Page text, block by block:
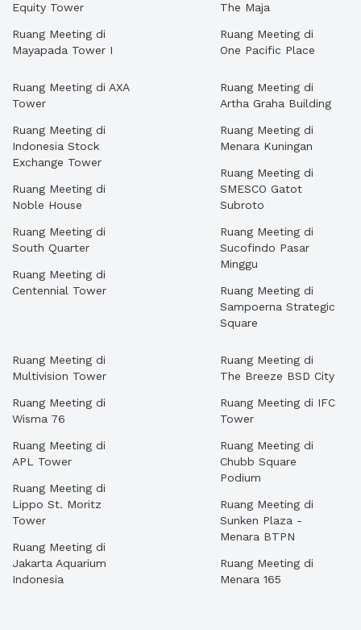
Equity Tower
Ruang Meeting di
Mayapada Tower I
The Maja
Ruang Meeting di
One Pacific Place
Ruang Meeting di AXA
Tower
Ruang Meeting di
Indonesia Stock
Exchange Tower
Ruang Meeting di
Noble House
Ruang Meeting di
South Quarter
Ruang Meeting di
Centennial Tower
Ruang Meeting di
Artha Graha Building
Ruang Meeting di
Menara Kuningan
Ruang Meeting di
SMESCO Gatot
Subroto
Ruang Meeting di
Sucofindo Pasar
Minggu
Ruang Meeting di
Sampoerna Strategic
Square
Ruang Meeting di
Multivision Tower
Ruang Meeting di
Wisma 76
Ruang Meeting di
APL Tower
Ruang Meeting di
Lippo St. Moritz
Tower
Ruang Meeting di
Jakarta Aquarium
Indonesia
Ruang Meeting di
The Breeze BSD City
Ruang Meeting di IFC
Tower
Ruang Meeting di
Chubb Square
Podium
Ruang Meeting di
Sunken Plaza -
Menara BTPN
Ruang Meeting di
Menara 165